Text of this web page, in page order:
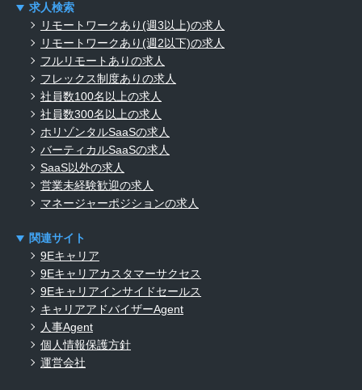
求人検索
リモートワークあり(週3以上)の求人
リモートワークあり(週2以下)の求人
フルリモートありの求人
フレックス制度ありの求人
社員数100名以上の求人
社員数300名以上の求人
ホリゾンタルSaaSの求人
バーティカルSaaSの求人
SaaS以外の求人
営業未経験歓迎の求人
マネージャーポジションの求人
関連サイト
9Eキャリア
9Eキャリアカスタマーサクセス
9Eキャリアインサイドセールス
キャリアアドバイザーAgent
人事Agent
個人情報保護方針
運営会社